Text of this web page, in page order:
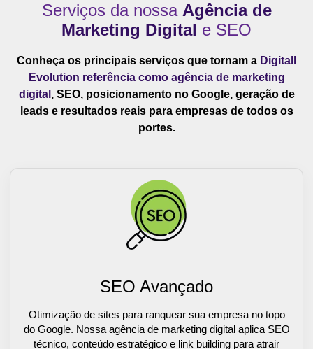
Serviços da nossa Agência de
Marketing Digital e SEO
Conheça os principais serviços que tornam a Digitall
Evolution referência como agência de marketing
digital , SEO, posicionamento no Google, geração de
leads e resultados reais para empresas de todos os
portes.
SEO Avançado
Otimização de sites para ranquear sua empresa no topo
do Google. Nossa agência de marketing digital aplica SEO
técnico, conteúdo estratégico e link building para atrair